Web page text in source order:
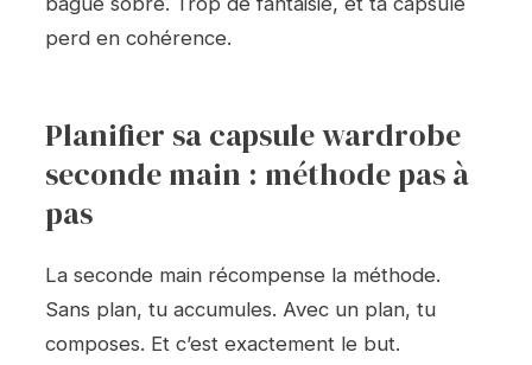
perd en cohérence.
Planifier sa capsule wardrobe
seconde main : méthode pas à
pas
La seconde main récompense la méthode.
Sans plan, tu accumules. Avec un plan, tu
composes. Et c’est exactement le but.